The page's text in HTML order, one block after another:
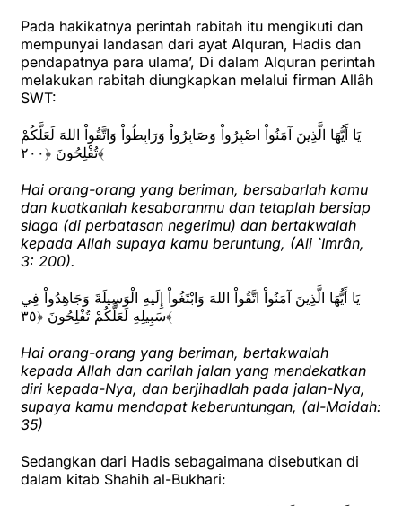
Pada hakikatnya perintah rabitah itu mengikuti dan
mempunyai landasan dari ayat Alquran, Hadis dan
pendapatnya para ulama’, Di dalam Alquran perintah
melakukan rabitah diungkapkan melalui firman Allâh
SWT:
يَا أَيُّهَا الَّذِينَ آمَنُواْ اصْبِرُواْ وَصَابِرُواْ وَرَابِطُواْ وَاتَّقُواْ اللهَ لَعَلَّكُمْ
تُفْلِحُونَ ﴿٢٠٠﴾
Hai orang-orang yang beriman, bersabarlah kamu
dan kuatkanlah kesabaranmu dan tetaplah bersiap
siaga (di perbatasan negerimu) dan bertakwalah
kepada Allah supaya kamu beruntung, (Ali `Imrân,
3: 200).
يَا أَيُّهَا الَّذِينَ آمَنُواْ اتَّقُواْ اللهَ وَابْتَغُواْ إِلَيهِ الْوَسِيلَةَ وَجَاهِدُواْ فِي
سَبِيلِهِ لَعَلَّكُمْ تُفْلِحُونَ ﴿٣٥﴾
Hai orang-orang yang beriman, bertakwalah
kepada Allah dan carilah jalan yang mendekatkan
diri kepada-Nya, dan berjihadlah pada jalan-Nya,
supaya kamu mendapat keberuntungan, (al-Maidah:
35)
Sedangkan dari Hadis sebagaimana disebutkan di
dalam kitab Shahih al-Bukhari: